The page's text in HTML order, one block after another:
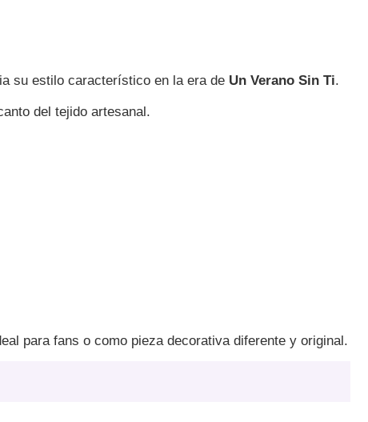
su estilo característico en la era de Un Verano Sin Ti.
del tejido artesanal.
para fans o como pieza decorativa diferente y original.